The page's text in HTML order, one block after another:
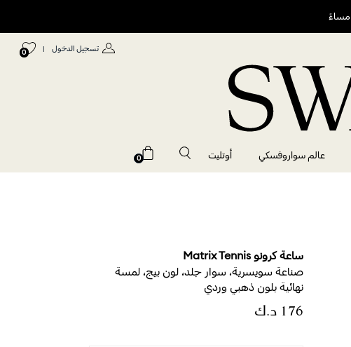
تسجيل الدخول |
0
عالم سواروفسكي أوتليت 0
ساعة كرونو Matrix Tennis
صناعة سويسرية، سوار جلد، لون بيج، لمسة
نهائية بلون ذهبي وردي